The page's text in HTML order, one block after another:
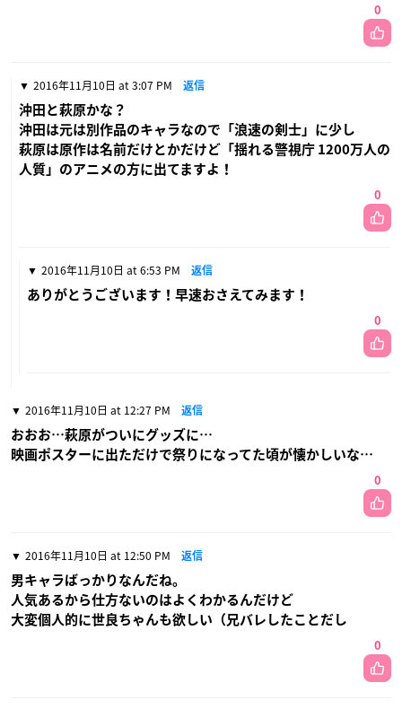
0
2016年11月10日 at 3:07 PM 返信
沖田と萩原かな？
沖田は元は別作品のキャラなので「浪速の剣士」に少し
萩原は原作は名前だけとかだけど「揺れる警視庁 1200万人の
人質」のアニメの方に出てますよ！
0
2016年11月10日 at 6:53 PM 返信
ありがとうございます！早速おさえてみます！
0
2016年11月10日 at 12:27 PM 返信
おおお…萩原がついにグッズに…
映画ポスターに出ただけで祭りになってた頃が懐かしいな…
0
2016年11月10日 at 12:50 PM 返信
男キャラばっかりなんだね。
人気あるから仕方ないのはよくわかるんだけど
大変個人的に世良ちゃんも欲しい（兄バレしたことだし
0